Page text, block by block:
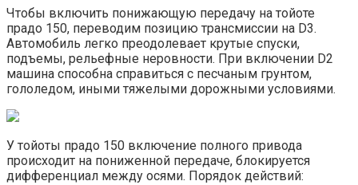
Чтобы включить понижающую передачу на тойоте
прадо 150, переводим позицию трансмиссии на D3.
Автомобиль легко преодолевает крутые спуски,
подъемы, рельефные неровности. При включении D2
машина способна справиться с песчаным грунтом,
гололедом, иными тяжелыми дорожными условиями.
У тойоты прадо 150 включение полного привода
происходит на пониженной передаче, блокируется
дифференциал между осями. Порядок действий: